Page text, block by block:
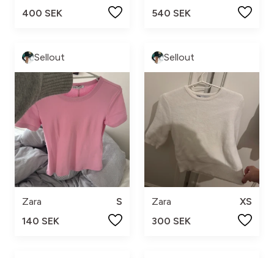
400 SEK
540 SEK
Sellout
Zara
S
140 SEK
Sellout
Zara
XS
300 SEK